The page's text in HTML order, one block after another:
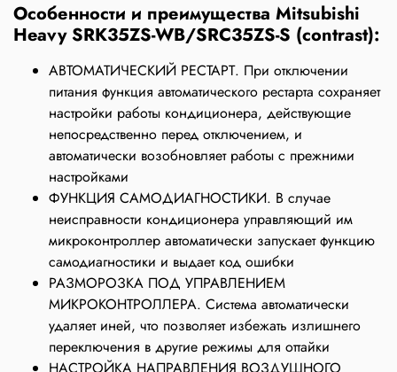
Особенности и преимущества Mitsubishi
Heavy SRK35ZS-WB/SRC35ZS-S (contrast):
АВТОМАТИЧЕСКИЙ РЕСТАРТ. При отключении
питания функция автоматического рестарта сохраняет
настройки работы кондиционера, действующие
непосредственно перед отключением, и
автоматически возобновляет работы с прежними
настройками
ФУНКЦИЯ САМОДИАГНОСТИКИ. В случае
неисправности кондиционера управляющий им
микроконтроллер автоматически запускает функцию
самодиагностики и выдает код ошибки
РАЗМОРОЗКА ПОД УПРАВЛЕНИЕМ
МИКРОКОНТРОЛЛЕРА. Система автоматически
удаляет иней, что позволяет избежать излишнего
переключения в другие режимы для оттайки